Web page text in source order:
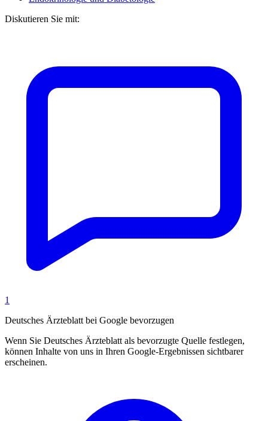
Diskutieren Sie mit:
1
Deutsches Ärzteblatt bei Google bevorzugen
Wenn Sie Deutsches Ärzteblatt als bevorzugte Quelle festlegen,
können Inhalte von uns in Ihren Google-Ergebnissen sichtbarer
erscheinen.